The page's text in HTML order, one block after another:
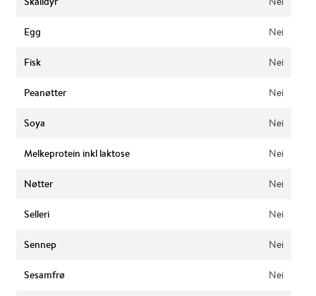
Egg Nei
Fisk Nei
Peanøtter Nei
Soya Nei
Melkeprotein inkl laktose Nei
Nøtter Nei
Selleri Nei
Sennep Nei
Sesamfrø Nei